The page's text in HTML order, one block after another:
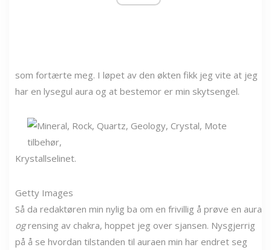
som fortærte meg. I løpet av den økten fikk jeg vite at jeg
har en lysegul aura og at bestemor er min skytsengel.
Krystallselinet.
Getty Images
Så da redaktøren min nylig ba om en frivillig å prøve en aura
ogrensing av chakra, hoppet jeg over sjansen. Nysgjerrig
på å se hvordan tilstanden til auraen min har endret seg